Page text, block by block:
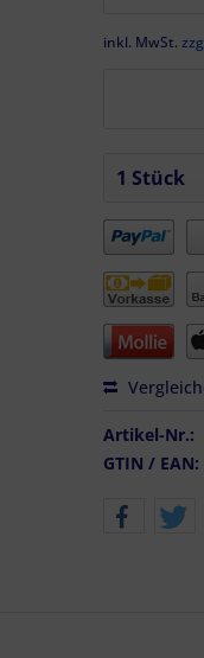
inkl. MwSt.
Artikel-Nr.:
GTIN / EAN: